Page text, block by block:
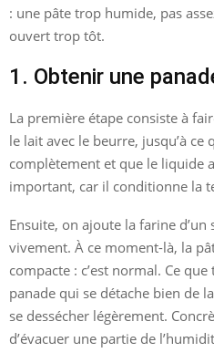
: une pâte trop humide, pas
ouvert trop tôt.
1. Obtenir une
La première étape consiste à
le lait avec le beurre, jusqu’à ce
complètement et que le liquide
important, car il conditionne la
Ensuite, on ajoute la farine
vivement. À ce moment-là, la
compacte : c’est normal. Ce
panade qui se détache bien de
se dessécher légèrement.
d’évacuer une partie de